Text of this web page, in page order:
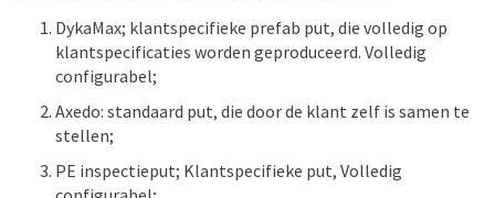
DykaMax; klantspecifieke prefab put, die volledig op
klantspecificaties worden geproduceerd. Volledig
configurabel;
Axedo: standaard put, die door de klant zelf is samen te
stellen;
PE inspectieput; Klantspecifieke put, Volledig